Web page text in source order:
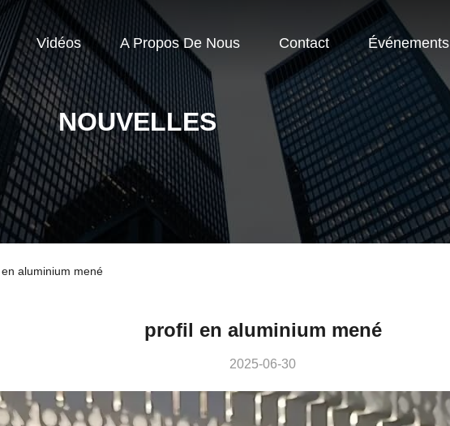
Vidéos A Propos De Nous Contact Événements
NOUVELLES
aluminium mené
profil en aluminium mené
2025-06-30